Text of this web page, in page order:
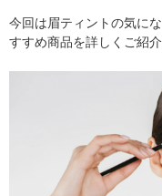
今回は眉ティントの気に
すすめ商品を詳しくご紹